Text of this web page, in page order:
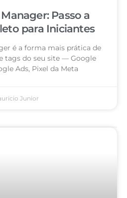
Passo a
para Iniciantes
é a forma mais prática de
tags do seu site — Google
Ads, Pixel da Meta
Junior